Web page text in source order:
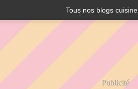
Tous nos blogs cuisine
Publicité